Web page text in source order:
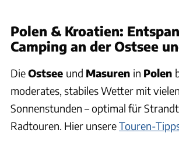
Polen & Kroatien:
Camping an der Ostsee
DieOstsee und Masuren in Polen
moderates, stabiles Wetter mit vielen
Sonnenstunden – optimal für
Radtouren. Hier unsereTouren-